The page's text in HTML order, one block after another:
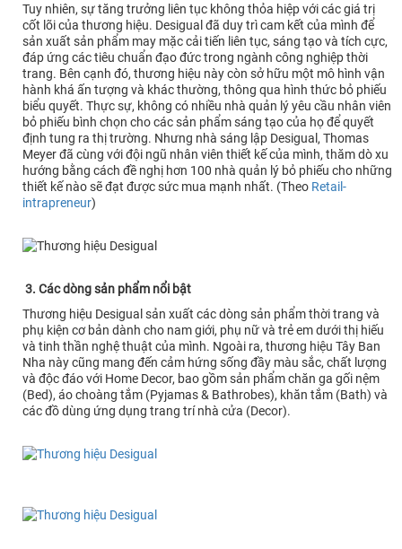
Tuy nhiên, sự tăng trưởng liên tục không thỏa hiệp với các giá trị
cốt lõi của thương hiệu. Desigual đã duy trì cam kết của mình để
sản xuất sản phẩm may mặc cải tiến liên tục, sáng tạo và tích cực,
đáp ứng các tiêu chuẩn đạo đức trong ngành công nghiệp thời
trang. Bên cạnh đó, thương hiệu này còn sở hữu một mô hình vận
hành khá ấn tượng và khác thường, thông qua hình thức bỏ phiếu
biểu quyết. Thực sự, không có nhiều nhà quản lý yêu cầu nhân viên
bỏ phiếu bình chọn cho các sản phẩm sáng tạo của họ để quyết
định tung ra thị trường. Nhưng nhà sáng lập Desigual, Thomas
Meyer đã cùng với đội ngũ nhân viên thiết kế của mình, thăm dò xu
hướng bằng cách đề nghị hơn 100 nhà quản lý bỏ phiếu cho những
thiết kế nào sẽ đạt được sức mua mạnh nhất. (Theo Retail-
intrapreneur)
3. Các dòng sản phẩm nổi bật
Thương hiệu Desigual sản xuất các dòng sản phẩm thời trang và
phụ kiện cơ bản dành cho nam giới, phụ nữ và trẻ em dưới thị hiếu
và tinh thần nghệ thuật của mình. Ngoài ra, thương hiệu Tây Ban
Nha này cũng mang đến cảm hứng sống đầy màu sắc, chất lượng
và độc đáo với Home Decor, bao gồm sản phẩm chăn ga gối nệm
(Bed), áo choàng tắm (Pyjamas & Bathrobes), khăn tắm (Bath) và
các đồ dùng ứng dụng trang trí nhà cửa (Decor).